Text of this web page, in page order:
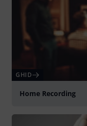
GHID
Home Recording